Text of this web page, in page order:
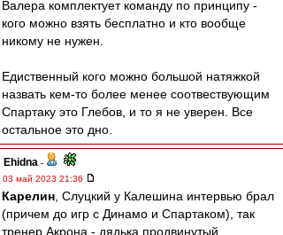
Валера комплектует команду по принципу -
кого можно взять бесплатно и кто вообще
никому не нужен.
Едиственный кого можно большой натяжкой
назвать кем-то более менее соотвествующим
Спартаку это Глебов, и то я не уверен. Все
остальное это дно.
Ehidna -
03 май 2023 21:36
Карелин , Слуцкий у Калешина интервью брал
(причем до игр с Динамо и Спартаком), так
тренер Акрона - дядька продвинутый,